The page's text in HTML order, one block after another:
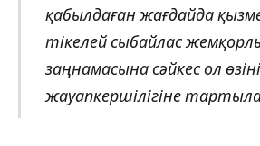
қабылдаған жағдайда
тікелей сыбайлас
заңнамасына сәйкес ол
жауапкершілігіне